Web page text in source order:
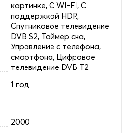
картинке, С WI-FI, С
поддержкой HDR,
Спутниковое телевидение
DVB S2, Таймер сна,
Управление с телефона,
смартфона, Цифровое
телевидение DVB T2
1 год
2000